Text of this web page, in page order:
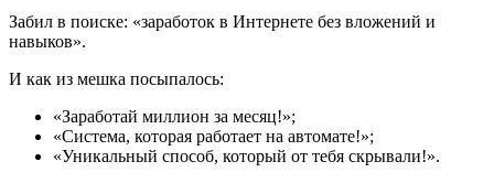
Забил в поиске: «заработок в Интернете без вложений и
навыков».
И как из мешка посыпалось:
«Заработай миллион за месяц!»;
«Система, которая работает на автомате!»;
«Уникальный способ, который от тебя скрывали!».